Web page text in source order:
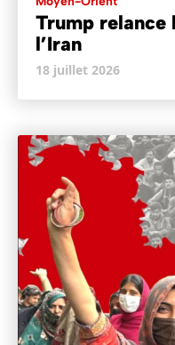
Trump relance
l’Iran
18 juillet 2026